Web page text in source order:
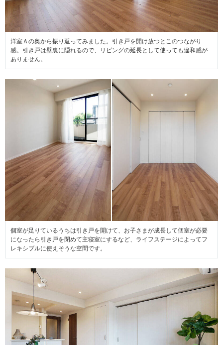
洋室Ａの奥から振り返ってみました。引き戸を開け放つとこのつながり
感。引き戸は壁裏に隠れるので、リビングの延長として使っても違和感が
ありません。
個室が足りているうちは引き戸を開けて、お子さまが成長して個室が必要
になったら引き戸を閉めて主寝室にするなど、ライフステージによってフ
レキシブルに使えそうな空間です。